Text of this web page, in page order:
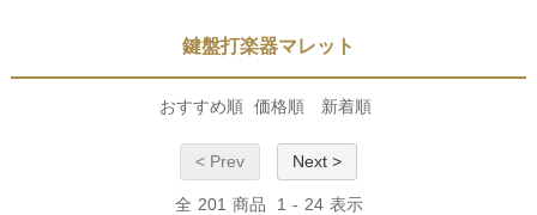
鍵盤打楽器マレット
おすすめ順 価格順 新着順
< Prev Next >
全 201 商品 1 - 24 表示